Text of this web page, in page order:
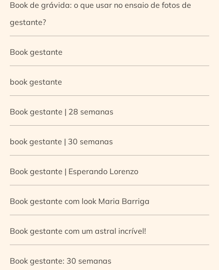
Book de grávida: o que usar no ensaio de fotos de
gestante?
Book gestante
book gestante
Book gestante | 28 semanas
book gestante | 30 semanas
Book gestante | Esperando Lorenzo
Book gestante com look Maria Barriga
Book gestante com um astral incrível!
Book gestante: 30 semanas